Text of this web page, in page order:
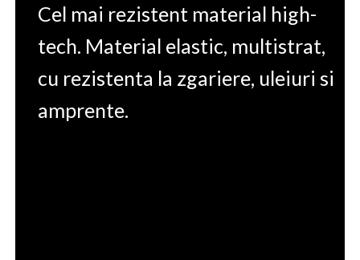
Cel mai rezistent material high-
tech. Material elastic, multistrat,
cu rezistenta la zgariere, uleiuri si
amprente.